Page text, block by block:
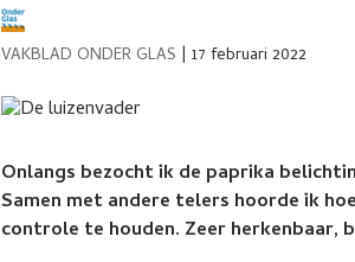
VAKBLAD ONDER GLAS |17 februari 2022
Onlangs bezocht ik de paprika
Samen met andere telers hoorde ik
controle te houden. Zeer herkenbaar,